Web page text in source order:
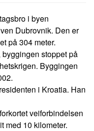
i byen
Dubrovnik. Den er
på 304 meter.
stoppet på
Byggingen
i Kroatia. Han
veiforbindelsen
med 10 kilometer.